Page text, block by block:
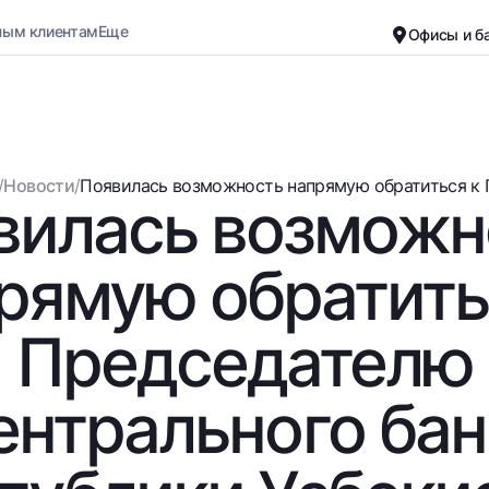
Вклады
Для всех
До востребования
Евро
Возможно все
До востребования USD
Для всех USD
Золотой депозит
Карты
Бесплатные
Премиальные
UzCard/HUMO
Visa
Visa FIFA
Mastercard
клиентамЕще Офисы и
Черно-белая версия
Включить озвучивание
/Новости/Появилась возможность напрямую обратиться к
Председателю